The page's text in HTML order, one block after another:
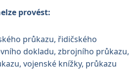
provést:
průkazu, řidičského
dokladu, zbrojního průkazu,
vojenské knížky, průkazu